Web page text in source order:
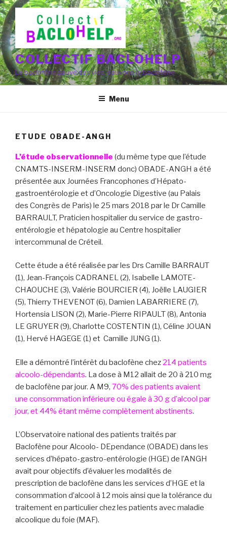
Aller
au
contenu
principal
COLLECTIF BACLOHELP
Le baclofène sauve des vies, sauvons le baclofène
Menu
ETUDE OBADE-ANGH
L’étude observationnelle (du même type que l’étude
CNAMTS-INSERM-INSERM donc) OBADE-ANGH a été
présentée aux Journées Francophones d’Hépato-
gastroentérologie et d’Oncologie Digestive (au Palais
des Congrès de Paris) le 25 mars 2018 par le Dr Camille
BARRAULT, Praticien hospitalier du service de gastro-
entérologie et hépatologie au Centre hospitalier
intercommunal de Créteil.
Cette étude a été réalisée par les Drs Camille BARRAUT
(1), Jean-François CADRANEL (2), Isabelle LAMOTE-
CHAOUCHE (3), Valérie BOURCIER (4), Joëlle LAUGIER
(5), Thierry THEVENOT (6), Damien LABARRIERE (7),
Hortensia LISON (2), Marie-Pierre RIPAULT (8), Antonia
LE GRUYER (9), Charlotte COSTENTIN (1), Céline JOUAN
(1), Hervé HAGEGE (1) et Camille JUNG (1).
Elle a démontré l’intérêt du baclofène chez 214 patients
alcoolo-dépendants. La dose à M12 allait de 20 à 210 mg
de baclofène par jour. A M9, 70% des patients avaient
une consommation inférieure ou égale à 30 g d’alcool par
jour, et 44% étant même complètement abstinents.
L’Observatoire national des patients traités par
Baclofène pour Alcoolo- DEpendance (OBADE) dans les
services d’hépato-gastro-entérologie (HGE) de l’ANGH
avait pour objectifs d’évaluer les modalités de
prescription de baclofène dans les services d’HGE et la
consommation d’alcool à 12 mois ainsi que la tolérance du
traitement en particulier chez les patients avec maladie
alcoolique du foie (MAF).